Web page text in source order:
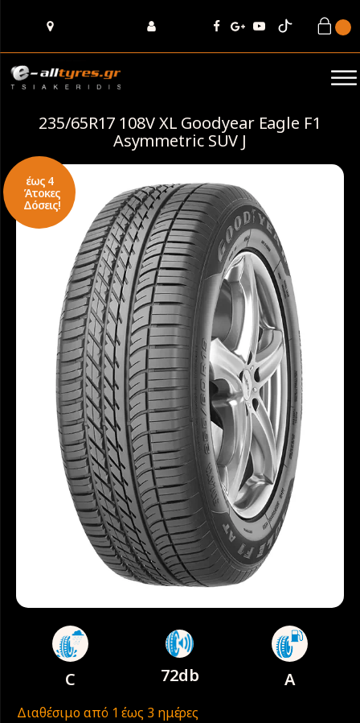
235/65R17 108V XL Goodyear Eagle F1
Asymmetric SUV J
έως 4
Άτοκες
Δόσεις!
C 72db A
Διαθέσιμο από 1 έως 3 ημέρες